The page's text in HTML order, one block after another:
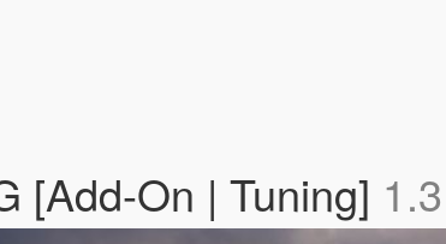
[Add-On | Tuning] 1.3